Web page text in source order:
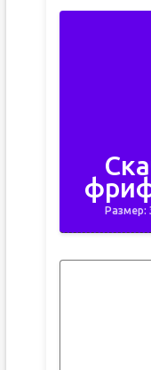
Размер: